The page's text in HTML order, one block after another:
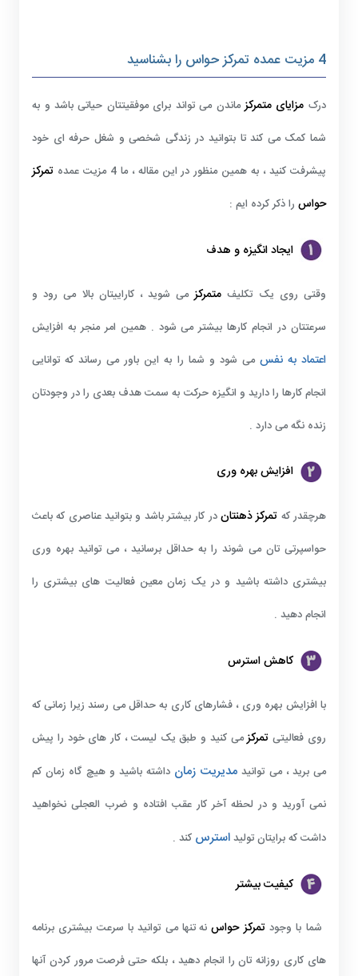
4 مزیت عمده تمرکز حواس را بشناسید
درک مزایای متمرکزماندن می تواند برای موفقیتتان حیاتی باشد و به
شما کمک می کند تا بتوانید در زندگی شخصی و شغل حرفه ای خود
پیشرفت کنید ، به همین منظور در این مقاله ، ما 4 مزیت عمده
تمرکز
حواس را ذکر کرده ایم :
ایجاد انگیزه و هدف
وقتی روی یک تکلیف متمرکزمی شوید ، کاراییتان بالا می رود و
سرعتتان در انجام کارها بیشتر می شود . همین امر منجر به افزایش
اعتماد به نفس می شود و شما را به این باور می رساند که توانایی
انجام کارها را دارید و انگیزه حرکت به سمت هدف بعدی را در وجودتان
زنده نگه می دارد .
افزایش بهره وری
هرچقدر که تمرکز ذهنتاندر کار بیشتر باشد و بتوانید عناصری که باعث
حواسپرتی تان می شوند را به حداقل برسانید ، می توانید بهره وری
بیشتری داشته باشید و در یک زمان معین فعالیت های بیشتری را
انجام دهید .
کاهش استرس
با افزایش بهره وری ، فشارهای کاری به حداقل می رسند زیرا زمانی که
روی فعالیتی تمرکزمی کنید و طبق یک لیست ، کار های خود را پیش
می برید ، می توانید مدیریت زمان داشته باشید و هیچ گاه زمان کم
نمی آورید و در لحظه آخر کار عقب افتاده و ضرب العجلی نخواهید
داشت که برایتان تولیداسترس کند .
کیفیت بیشتر
شما با وجود تمرکز حواس نه تنها می توانید با سرعت بیشتری برنامه
های کاری روزانه تان را انجام دهید ، بلکه حتی فرصت مرور کردن آنها